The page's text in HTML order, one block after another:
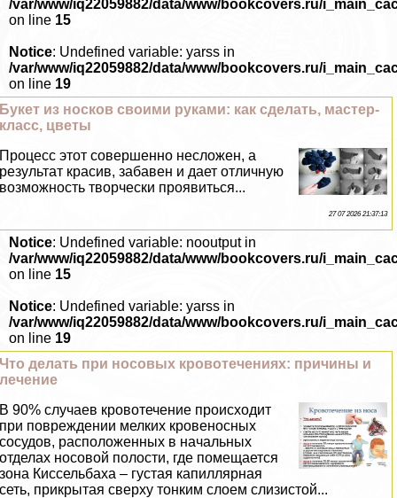
/var/www/iq22059882/data/www/bookcovers.ru/
on line 15
Notice: Undefined variable: yarss in
/var/www/iq22059882/data/www/bookcovers.ru/
on line 19
Букет из носков своими руками: как сделать, мастер-
класс, цветы
Процесс этот совершенно несложен, а
результат красив, забавен и дает отличную
возможность творчески проявиться...
27 07 2026 21:37:13
Notice: Undefined variable: nooutput in
/var/www/iq22059882/data/www/bookcovers.ru/
on line 15
Notice: Undefined variable: yarss in
/var/www/iq22059882/data/www/bookcovers.ru/
on line 19
Что делать при носовых кровотечениях: причины и
лечение
В 90% случаев кровотечение происходит
при повреждении мелких кровеносных
сосудов, расположенных в начальных
отделах носовой полости, где помещается
зона Киссельбаха – густая капиллярная
сеть, прикрытая сверху тонким слоем слизистой...